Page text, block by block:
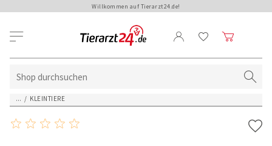
Willkommen auf Tierarzt24.de!
... / KLEINTIERE